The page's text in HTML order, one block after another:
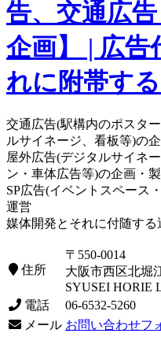
交通広告(駅構内のポスタ
ルサイネージ、看板等)の
屋外広告(デジタルサイネ
ン・車体広告等)の企画・
SP広告(イベントスペース
運営
媒体開発とそれに付随する
住所
〒550-0014
大阪市西区北堀
SYUSEI HORIE
電話
06-6532-5260
メール お問い合わせフ